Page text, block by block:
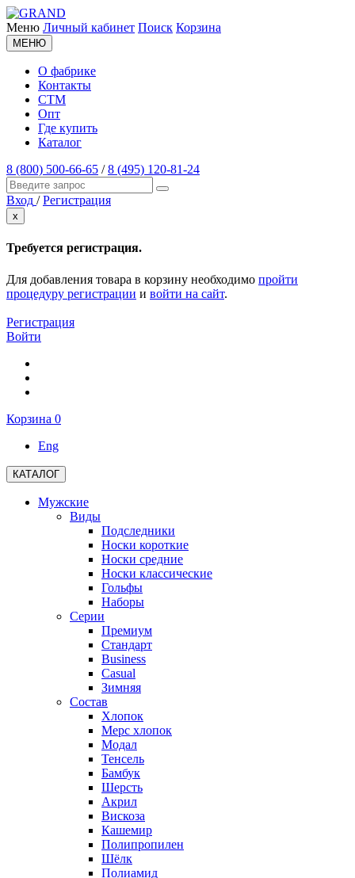
Меню Личный кабинет Поиск Корзина
МЕНЮ
О фабрике
Контакты
СТМ
Опт
Где купить
Каталог
8 (800) 500-66-65 /8 (495) 120-81-24
Вход / Регистрация
x
Требуется регистрация.
Для добавления товара в корзину необходимо пройти
процедуру регистрации и войти на сайт.
Регистрация
Войти
Корзина 0
Eng
КАТАЛОГ
Мужские
Виды
Подследники
Носки короткие
Носки средние
Носки классические
Гольфы
Наборы
Серии
Премиум
Стандарт
Business
Casual
Зимняя
Состав
Хлопок
Мерс хлопок
Модал
Тенсель
Бамбук
Шерсть
Акрил
Вискоза
Кашемир
Полипропилен
Шёлк
Полиамид